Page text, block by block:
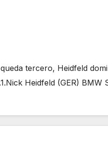
tercero, Heidfeld
Heidfeld (GER) BMW